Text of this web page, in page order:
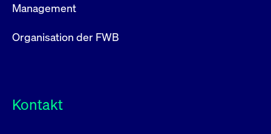
Management
Organisation der FWB
Kontakt